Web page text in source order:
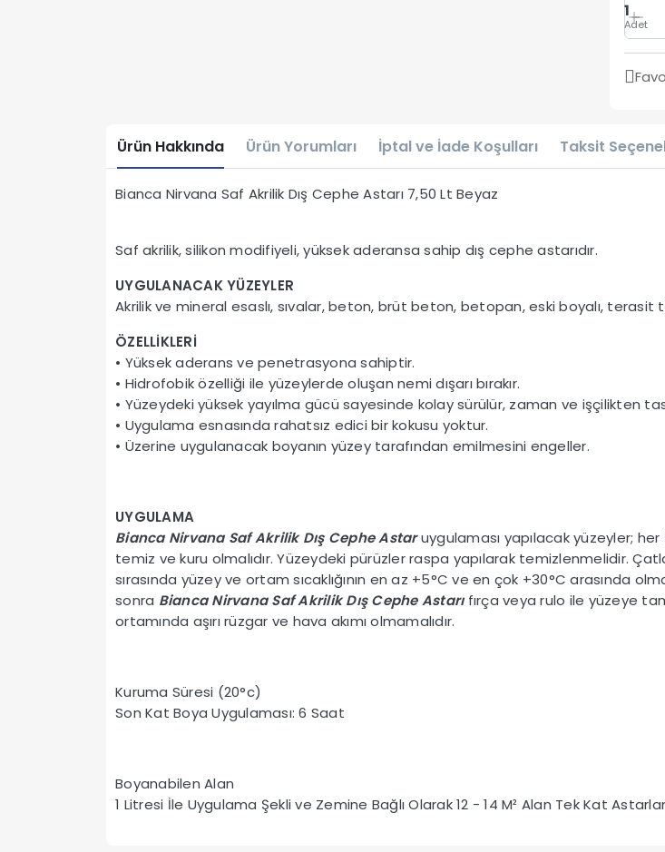
1
Adet
Ürün Hakkında Ürün Yorumları İptal ve İade Koşulları Taksit
Bianca Nirvana Saf Akrilik Dış Cephe Astarı 7,50 Lt Beyaz
Saf akrilik, silikon modifiyeli, yüksek aderansa sahip dış cephe astarıdır.
UYGULANACAK YÜZEYLER
Akrilik ve mineral esaslı, sıvalar, beton, brüt beton, betopan, eski boyalı, terasit
ÖZELLİKLERİ
• Yüksek aderans ve penetrasyona sahiptir.
• Hidrofobik özelliği ile yüzeylerde oluşan nemi dışarı bırakır.
• Yüzeydeki yüksek yayılma gücü sayesinde kolay sürülür, zaman ve işçilikten
• Uygulama esnasında rahatsız edici bir kokusu yoktur.
• Üzerine uygulanacak boyanın yüzey tarafından emilmesini engeller.
UYGULAMA
Bianca Nirvana Saf Akrilik Dış Cephe Astaruygulaması yapılacak yüzeyler; her
temiz ve kuru olmalıdır. Yüzeydeki pürüzler raspa yapılarak temizlenmelidir.
sırasında yüzey ve ortam sıcaklığının en az +5°C ve en çok +30°C arasında
sonra Bianca Nirvana Saf Akrilik Dış Cephe Astarı fırça veya rulo ile yüzeye
ortamında aşırı rüzgar ve hava akımı olmamalıdır.
Kuruma Süresi (20°c)
Son Kat Boya Uygulaması: 6 Saat
Boyanabilen Alan
1 Litresi İle Uygulama Şekli ve Zemine Bağlı Olarak 12 - 14 M² Alan Tek Kat